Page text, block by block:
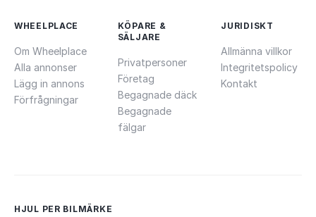
WHEELPLACE
Om Wheelplace
Alla annonser
Lägg in annons
Förfrågningar
KÖPARE &
SÄLJARE
Privatpersoner
Företag
Begagnade däck
Begagnade
fälgar
JURIDISKT
Allmänna villkor
Integritetspolicy
Kontakt
HJUL PER BILMÄRKE